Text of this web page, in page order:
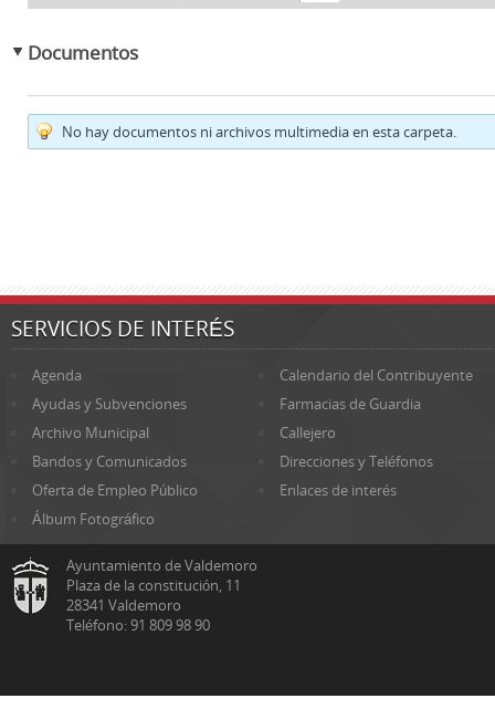
Documentos
No hay documentos ni archivos multimedia en esta carpeta.
SERVICIOS DE INTERÉS
Agenda
Calendario del Contribuyente
Ayudas y Subvenciones
Farmacias de Guardia
Archivo Municipal
Callejero
Bandos y Comunicados
Direcciones y Teléfonos
Oferta de Empleo Público
Enlaces de interés
Álbum Fotográfico
Ayuntamiento de Valdemoro
Plaza de la constitución, 11
28341 Valdemoro
Teléfono: 91 809 98 90